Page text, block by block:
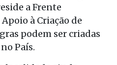
a Frente
à Criação de
podem ser criadas
País.